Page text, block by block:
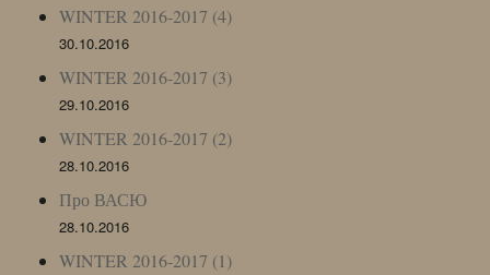
WINTER 2016-2017 (4)
30.10.2016
WINTER 2016-2017 (3)
29.10.2016
WINTER 2016-2017 (2)
28.10.2016
Про ВАСЮ
28.10.2016
WINTER 2016-2017 (1)